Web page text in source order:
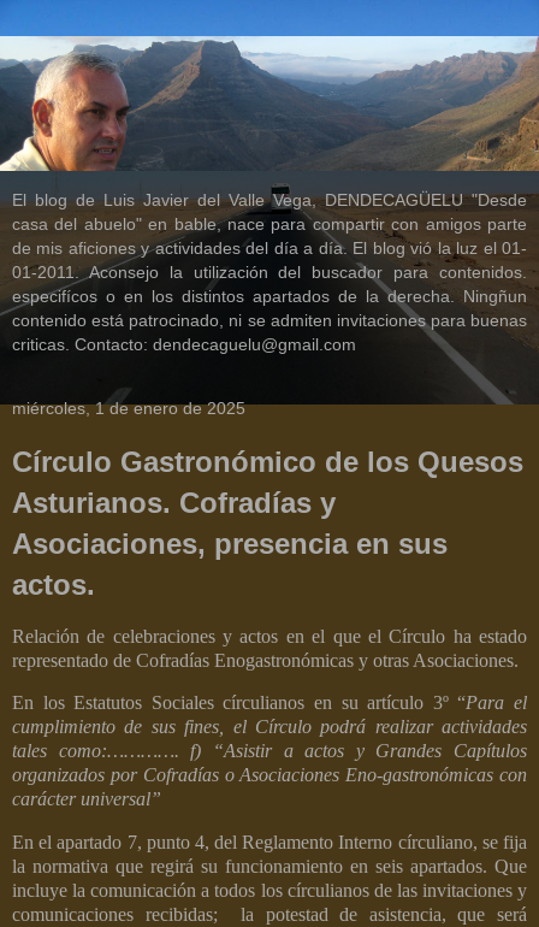
El blog de Luis Javier del Valle Vega, DENDECAGÜELU "Desde
casa del abuelo" en bable, nace para compartir con amigos parte
de mis aficiones y actividades del día a día. El blog vió la luz el 01-
01-2011. Aconsejo la utilización del buscador para contenidos.
especifícos o en los distintos apartados de la derecha. Ningñun
contenido está patrocinado, ni se admiten invitaciones para buenas
criticas. Contacto: dendecaguelu@gmail.com
miércoles, 1 de enero de 2025
Círculo Gastronómico de los Quesos
Asturianos. Cofradías y
Asociaciones, presencia en sus
actos.
Relación de celebraciones y actos en el que el Círculo ha estado
representado de Cofradías Enogastronómicas y otras Asociaciones.
En los Estatutos Sociales círculianos en su artículo 3º “Para el
cumplimiento de sus fines, el Círculo podrá realizar actividades
tales como:………….f) “Asistir a actos y Grandes Capítulos
organizados por Cofradías o Asociaciones Eno-gastronómicas con
carácter universal”
En el apartado 7, punto 4, del Reglamento Interno círculiano, se fija
la normativa que regirá su funcionamiento en seis apartados. Que
incluye la comunicación a todos los círculianos de las invitaciones y
comunicaciones recibidas; la potestad de asistencia, que será